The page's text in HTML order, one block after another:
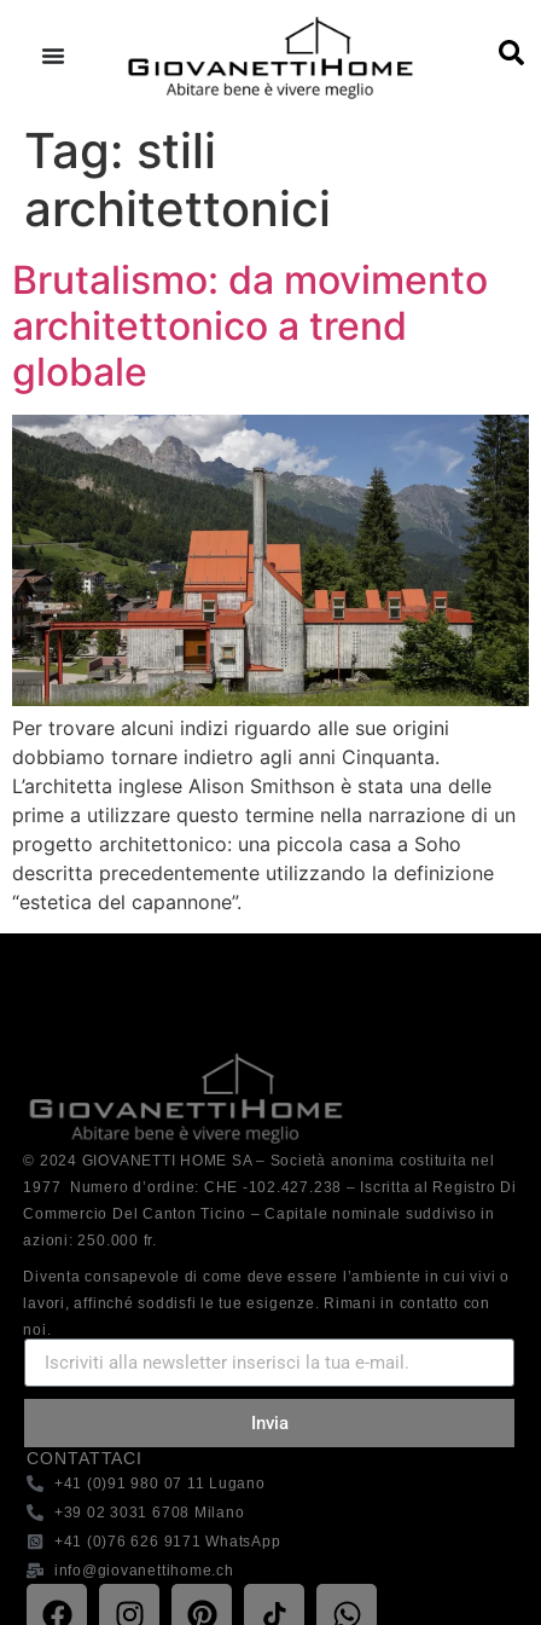
Tag: stili
architettonici
Brutalismo: da movimento
architettonico a trend
globale
Per trovare alcuni indizi riguardo alle sue origini
dobbiamo tornare indietro agli anni Cinquanta.
L’architetta inglese Alison Smithson è stata una delle
prime a utilizzare questo termine nella narrazione di un
progetto architettonico: una piccola casa a Soho
descritta precedentemente utilizzando la definizione
“estetica del capannone”.
© 2024 GIOVANETTI HOME SA – Società anonima costituita nel
1977 Numero d’ordine: CHE -102.427.238 – Iscritta al Registro Di
Commercio Del Canton Ticino – Capitale nominale suddiviso in
azioni: 250.000 fr.
Diventa consapevole di come deve essere l’ambiente in cui vivi o
lavori, affinché soddisfi le tue esigenze. Rimani in contatto con
noi.
Invia
CONTATTACI
+41 (0)91 980 07 11 Lugano
+39 02 3031 6708 Milano
+41 (0)76 626 9171 WhatsApp
info@giovanettihome.ch